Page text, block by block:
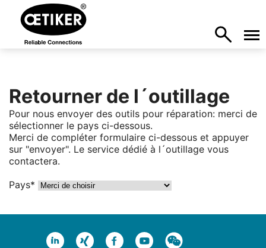
Retourner de l´outillage
Pour nous envoyer des outils pour réparation: merci de
sélectionner le pays ci-dessous.
Merci de compléter formulaire ci-dessous et appuyer
sur "envoyer". Le service dédié à l´outillage vous
contactera.
Pays*